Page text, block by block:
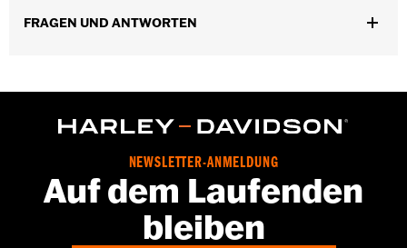
Verkleidungshalterung P/N 47201045 oder P/N 47201044. Road
Nicht kompatibel mit Heavy Breather Luftfiltern.
Installationsanleitung
FRAGEN UND ANTWORTEN
NEWSLETTER-ANMELDUNG
Auf dem Laufenden
bleiben